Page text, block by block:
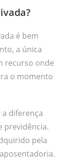
é bem
a única
recurso onde
o momento
diferença
previdência.
pela